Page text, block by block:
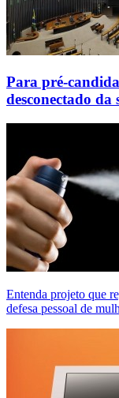
Para pré-
desconectado da
Entenda projeto que
defesa pessoal de